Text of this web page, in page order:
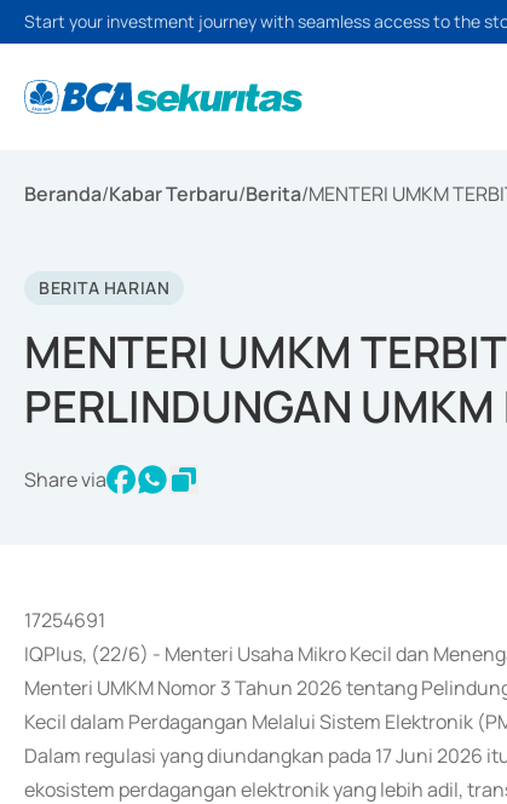
Start your investment journey with seamless access to the
Beranda/Kabar Terbaru/Berita/MENTERI UMKM
BERITA HARIAN
MENTERI UMKM
PERLINDUNGAN
Share via
17254691
IQPlus, (22/6) - Menteri Usaha Mikro Kecil dan
Menteri UMKM Nomor 3 Tahun 2026 tentang
Kecil dalam Perdagangan Melalui Sistem Elektronik
Dalam regulasi yang diundangkan pada 17 Juni
ekosistem perdagangan elektronik yang lebih adil,